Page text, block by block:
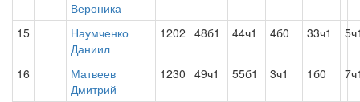
Вероника
15
Наумченко
Даниил
1202 48б1 44ч1 4б0 33ч1
16
Матвеев
Дмитрий
1230 49ч1 55б1 3ч1 1б0